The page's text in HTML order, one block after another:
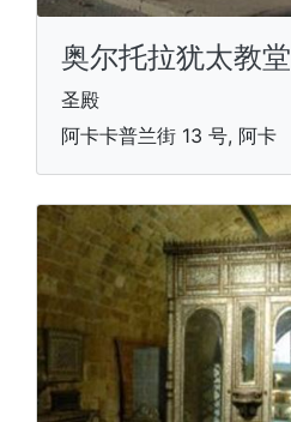
奥尔托拉犹太教堂
圣殿
阿卡卡普兰街 13 号, 阿卡